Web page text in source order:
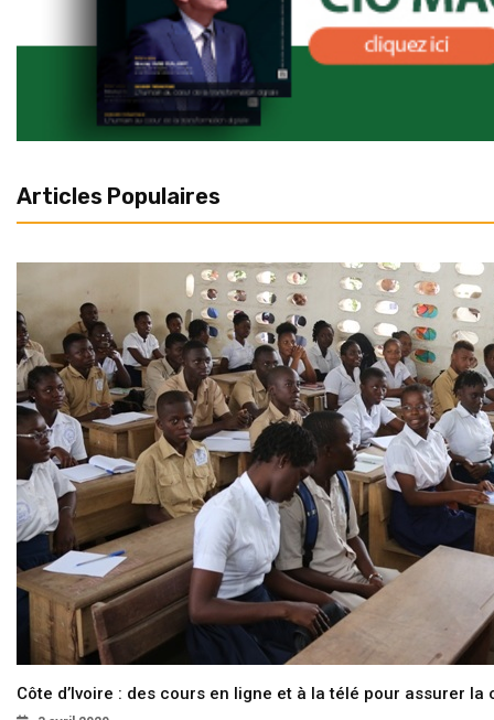
Articles Populaires
Côte d’Ivoire : des cours en ligne et à la télé pour assurer la